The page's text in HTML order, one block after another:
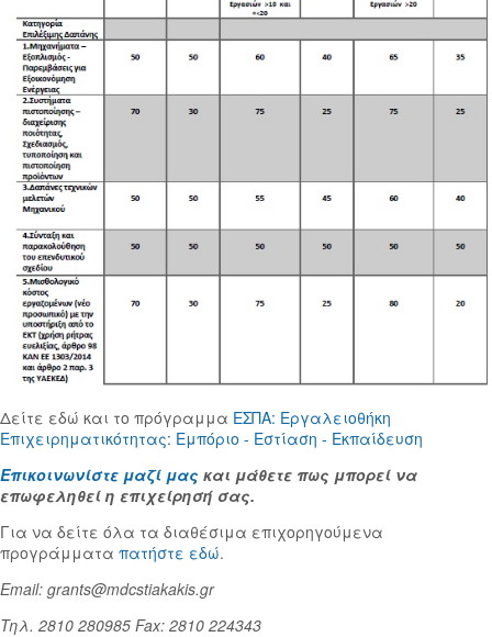
Δείτε εδώ και το πρόγραμμα ΕΣΠΑ: Εργαλειοθήκη
Επιχειρηματικότητας: Εμπόριο - Εστίαση - Εκπαίδευση
Επικοινωνίστε μαζί μας και μάθετε πως μπορεί να
επωφεληθεί η επιχείρησή σας.
Για να δείτε όλα τα διαθέσιμα επιχορηγούμενα
προγράμματα πατήστε εδώ.
Email: grants@mdcstiakakis.gr
Τηλ. 2810 280985 Fax: 2810 224343